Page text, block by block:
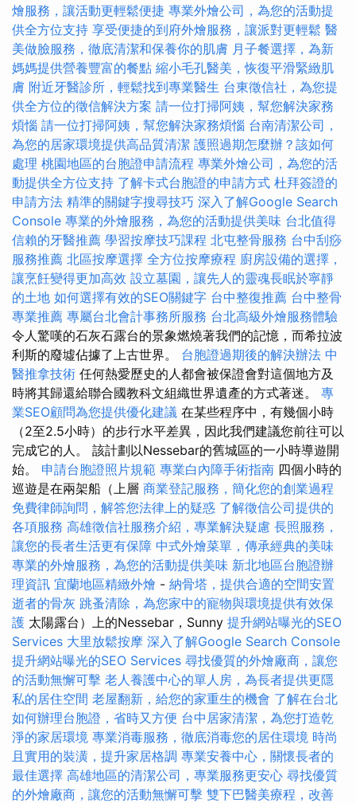
燴服務，讓活動更輕鬆便捷 專業外燴公司，為您的活動提
供全方位支持 享受便捷的到府外燴服務，讓派對更輕鬆 醫
美做臉服務，徹底清潔和保養你的肌膚 月子餐選擇，為新
媽媽提供營養豐富的餐點 縮小毛孔醫美，恢復平滑緊緻肌
膚 附近牙醫診所，輕鬆找到專業醫生 台東徵信社，為您提
供全方位的徵信解決方案 請一位打掃阿姨，幫您解決家務
煩惱 請一位打掃阿姨，幫您解決家務煩惱 台南清潔公司，
為您的居家環境提供高品質清潔 護照過期怎麼辦？該如何
處理 桃園地區的台胞證申請流程 專業外燴公司，為您的活
動提供全方位支持 了解卡式台胞證的申請方式 杜拜簽證的
申請方法 精準的關鍵字搜尋技巧 深入了解Google Search
Console 專業的外燴服務，為您的活動提供美味 台北值得
信賴的牙醫推薦 學習按摩技巧課程 北屯整骨服務 台中刮痧
服務推薦 北區按摩選擇 全方位按摩療程 廚房設備的選擇，
讓烹飪變得更加高效 設立墓園，讓先人的靈魂長眠於寧靜
的土地 如何選擇有效的SEO關鍵字 台中整復推薦 台中整骨
專業推薦 專屬台北會計事務所服務 台北高級外燴服務體驗
令人驚嘆的石灰石露台的景象燃燒著我們的記憶，而希拉波
利斯的廢墟佔據了上古世界。 台胞證過期後的解決辦法 中
醫推拿技術 任何熱愛歷史的人都會被保證會對這個地方及
時將其歸還給聯合國教科文組織世界遺產的方式著迷。 專
業SEO顧問為您提供優化建議 在某些程序中，有幾個小時
（2至2.5小時）的步行水平差異，因此我們建議您前往可以
完成它的人。 該計劃以Nessebar的舊城區的一小時導遊開
始。 申請台胞證照片規範 專業白內障手術指南 四個小時的
巡遊是在兩架船（上層 商業登記服務，簡化您的創業過程
免費律師詢問，解答您法律上的疑惑 了解徵信公司提供的
各項服務 高雄徵信社服務介紹，專業解決疑慮 長照服務，
讓您的長者生活更有保障 中式外燴菜單，傳承經典的美味
專業的外燴服務，為您的活動提供美味 新北地區台胞證辦
理資訊 宜蘭地區精緻外燴 - 納骨塔，提供合適的空間安置
逝者的骨灰 跳蚤清除，為您家中的寵物與環境提供有效保
護 太陽露台）上的Nessebar，Sunny 提升網站曝光的SEO
Services 大里放鬆按摩 深入了解Google Search Console
提升網站曝光的SEO Services 尋找優質的外燴廠商，讓您
的活動無懈可擊 老人養護中心的單人房，為長者提供更隱
私的居住空間 老屋翻新，給您的家重生的機會 了解在台北
如何辦理台胞證，省時又方便 台中居家清潔，為您打造乾
淨的家居環境 專業消毒服務，徹底消毒您的居住環境 時尚
且實用的裝潢，提升家居格調 專業安養中心，關懷長者的
最佳選擇 高雄地區的清潔公司，專業服務更安心 尋找優質
的外燴廠商，讓您的活動無懈可擊 雙下巴醫美療程，改善